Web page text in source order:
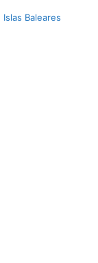
Islas Baleares